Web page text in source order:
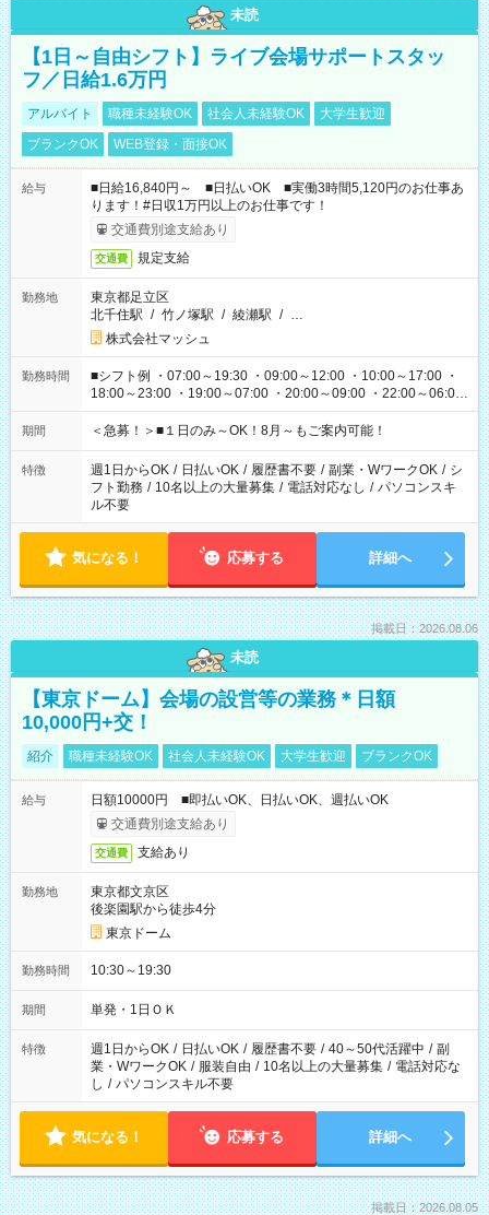
未読
【1日～自由シフト】ライブ会場サポートスタッ
フ／日給1.6万円
アルバイト 職種未経験OK 社会人未経験OK
大学生歓迎
ブランクOK
WEB登録・面接OK
給与
■日給16,840円～ ■日払いOK ■実働3時間5,120円のお仕事あ
ります！#日収1万円以上のお仕事です！
交通費別途支給あり
交通費 規定支給
勤務地
東京都足立区
北千住駅 / 竹ノ塚駅 / 綾瀬駅 / …
株式会社マッシュ
勤務時間
■シフト例 ・07:00～19:30 ・09:00～12:00 ・10:00～17:00 ・
18:00～23:00 ・19:00～07:00 ・20:00～09:00 ・22:00～06:00
etc ★最短で3時間で5,120円のお仕事から 15時間で2万円近く稼
げるお仕事も！ ご希望のお時間に合わせてご紹介！ ※シフトは
ください！
期間 ＜急募！＞■１日のみ～OK！8月～もご案内可能！
特徴 週1日からOK / 日払いOK / 履歴書不要 / 副業・WワークOK / シ
フト勤務 / 10名以上の大量募集 / 電話対応なし / パソコンスキ
ル不要
気になる！ 応募する 詳細へ
掲載日：2026.08.06
未読
【東京ドーム】会場の設営等の業務＊日額
10,000円+交！
紹介 職種未経験OK 社会人未経験OK 大学生歓迎 ブランクOK
給与
日額10000円 ■即払いOK、日払いOK、週払いOK
交通費別途支給あり
交通費 支給あり
勤務地
東京都文京区
後楽園駅から徒歩4分
東京ドーム
勤務時間 10:30～19:30
期間 単発・1日ＯＫ
特徴 週1日からOK / 日払いOK / 履歴書不要 / 40～50代活躍中 / 副
業・WワークOK / 服装自由 / 10名以上の大量募集 / 電話対応な
し / パソコンスキル不要
気になる！ 応募する 詳細へ
掲載日：2026.08.05